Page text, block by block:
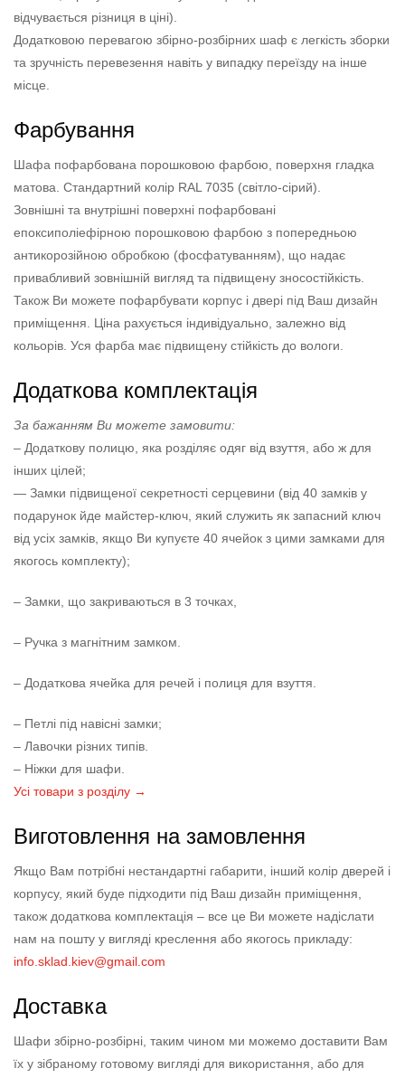
відчувається різниця в ціні).
Додатковою перевагою збірно-розбірних шаф є легкість зборки
та зручність перевезення навіть у випадку переїзду на інше
місце.
Фарбування
Шафа пофарбована порошковою фарбою, поверхня гладка
матова. Стандартний колір RAL 7035 (світло-сірий).
Зовнішні та внутрішні поверхні пофарбовані
епоксиполіефірною порошковою фарбою з попередньою
антикорозійною обробкою (фосфатуванням), що надає
привабливий зовнішній вигляд та підвищену зносостійкість.
Також Ви можете пофарбувати корпус і двері під Ваш дизайн
приміщення. Ціна рахується індивідуально, залежно від
кольорів. Уся фарба має підвищену стійкість до вологи.
Додаткова комплектація
За бажанням Ви можете замовити:
– Додаткову полицю, яка розділяє одяг від взуття, або ж для
інших цілей;
— Замки підвищеної секретності серцевини (від 40 замків у
подарунок йде майстер-ключ, який служить як запасний ключ
від усіх замків, якщо Ви купуєте 40 ячейок з цими замками для
якогось комплекту);
– Замки, що закриваються в 3 точках,
– Ручка з магнітним замком.
– Додаткова ячейка для речей і полиця для взуття.
– Петлі під навісні замки;
– Лавочки різних типів.
– Ніжки для шафи.
Усі товари з розділу →
Виготовлення на замовлення
Якщо Вам потрібні нестандартні габарити, інший колір дверей і
корпусу, який буде підходити під Ваш дизайн приміщення,
також додаткова комплектація – все це Ви можете надіслати
нам на пошту у вигляді креслення або якогось прикладу:
info.sklad.kiev@gmail.com
Доставка
Шафи збірно-розбірні, таким чином ми можемо доставити Вам
їх у зібраному готовому вигляді для використання, або для